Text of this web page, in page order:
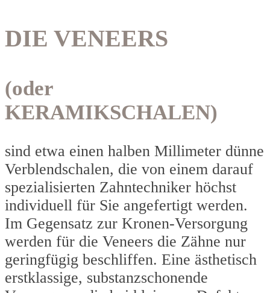
DIE VENEERS
(oder
KERAMIKSCHALEN)
sind etwa einen halben Millimeter dünne
Verblendschalen, die von einem darauf
spezialisierten Zahntechniker höchst
individuell für Sie angefertigt werden.
Im Gegensatz zur Kronen-Versorgung
werden für die Veneers die Zähne nur
geringfügig beschliffen. Eine ästhetisch
erstklassige, substanzschonende